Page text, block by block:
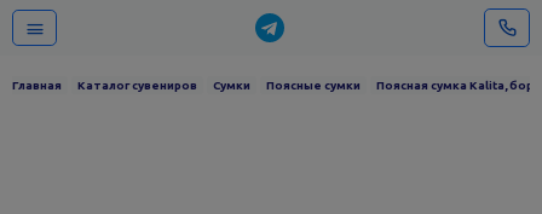
Главная Каталог сувениров Сумки Поясные сумки Поясная сумка Kalita,